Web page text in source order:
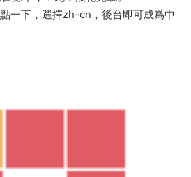
一下，選擇zh-cn，後台即可成爲中